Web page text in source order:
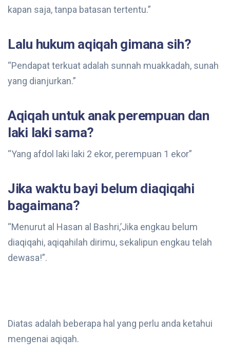
kapan saja, tanpa batasan tertentu.”
Lalu hukum aqiqah gimana sih?
“Pendapat terkuat adalah sunnah muakkadah, sunah
yang dianjurkan.”
Aqiqah untuk anak perempuan dan
laki laki sama?
“Yang afdol laki laki 2 ekor, perempuan 1 ekor”
Jika waktu bayi belum diaqiqahi
bagaimana?
“Menurut al Hasan al Bashri,’Jika engkau belum
diaqiqahi, aqiqahilah dirimu, sekalipun engkau telah
dewasa!”.
Diatas adalah beberapa hal yang perlu anda ketahui
mengenai aqiqah.